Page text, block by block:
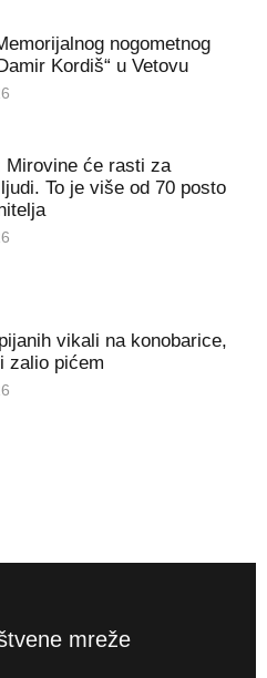
nogometnog
Kordiš“ u Vetovu
Mirovine će rasti za
To je više od 70 posto
vikali na konobarice,
zalio pićem
mreže